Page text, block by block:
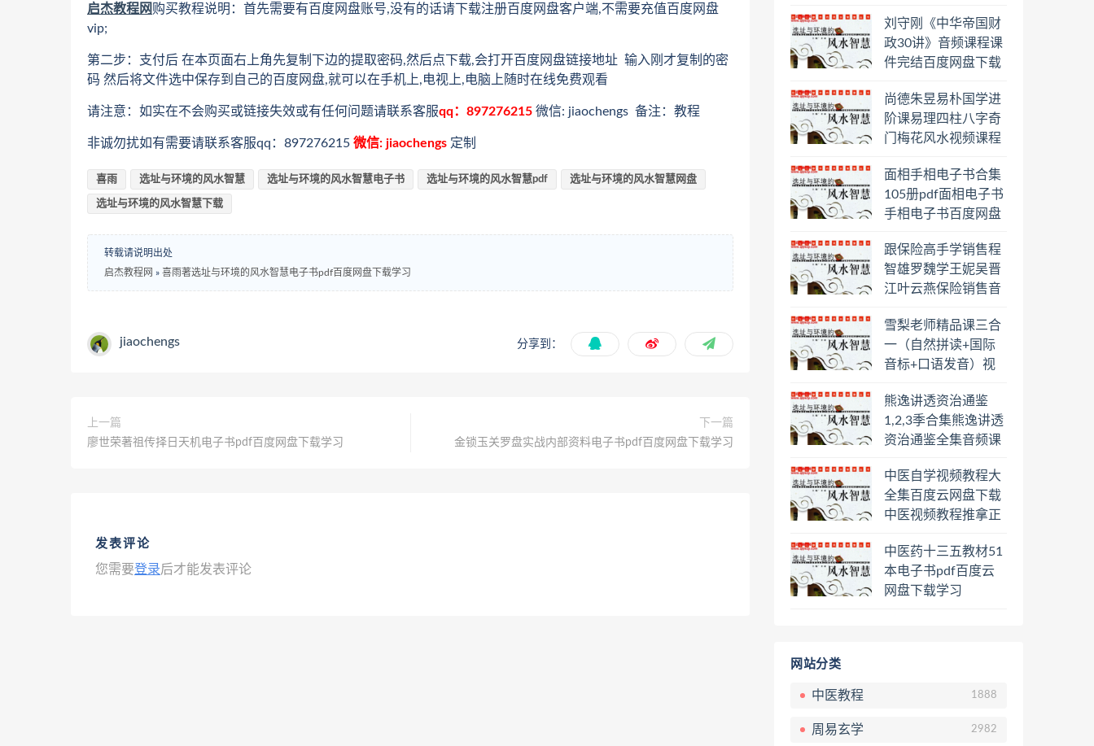
启杰教程网购买教程说明：首先需要有百度网盘账号,没有的话请下载注册百度网盘客户端,不需要充值百度网盘
vip;
第二步：支付后 在本页面右上角先复制下边的提取密码,然后点下载,会打开百度网盘链接地址 输入刚才复制的密
码 然后将文件选中保存到自己的百度网盘,就可以在手机上,电视上,电脑上随时在线免费观看
请注意：如实在不会购买或链接失效或有任何问题请联系客服qq：897276215 微信: jiaochengs 备注：教程
非诚勿扰如有需要请联系客服qq：897276215 微信: jiaochengs 定制
喜雨 选址与环境的风水智慧 选址与环境的风水智慧电子书 选址与环境的风水智慧pdf 选址与环境的风水智慧网盘
选址与环境的风水智慧下载
转载请说明出处
启杰教程网 » 喜雨著选址与环境的风水智慧电子书pdf百度网盘下载学习
jiaochengs 分享到：
上一篇
廖世荣著祖传择日天机电子书pdf百度网盘下载学习
下一篇
金锁玉关罗盘实战内部资料电子书pdf百度网盘下载学习
发表评论
您需要登录后才能发表评论
盘下载学习
刘守刚《中华帝国财
政30讲》音频课程课
件完结百度网盘下载
尚德朱昱易朴国学进
阶课易理四柱八字奇
门梅花风水视频课程
学习
面相手相电子书合集
105册pdf面相电子书
手相电子书百度网盘
跟保险高手学销售程
智雄罗魏学王妮吴晋
江叶云燕保险销售音
盘下载学习
雪梨老师精品课三合
一（自然拼读+国际
音标+口语发音）视
载学习
熊逸讲透资治通鉴
1,2,3季合集熊逸讲透
资治通鉴全集音频课
一二三辑合集百度云
网盘下载学习
中医自学视频教程大
全集百度云网盘下载
中医视频教程推拿正
经络脉诊面诊舌诊手
诊私密终身会员百度
网盘共享群
中医药十三五教材51
本电子书pdf百度云
网盘下载学习
网站分类
中医教程 1888
周易玄学 2982